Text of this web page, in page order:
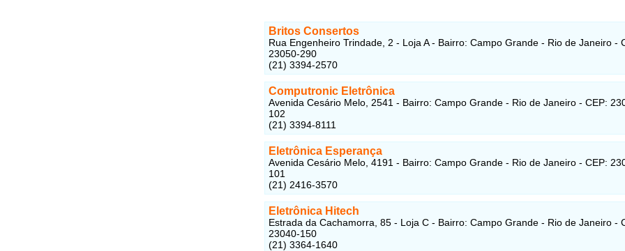
Britos Consertos
Rua Engenheiro Trindade, 2 - Loja A - Bairro: Campo Grande - Rio de Janeiro -
23050-290
(21) 3394-2570
Computronic Eletrônica
Avenida Cesário Melo, 2541 - Bairro: Campo Grande - Rio de Janeiro - CEP:
102
(21) 3394-8111
Eletrônica Esperança
Avenida Cesário Melo, 4191 - Bairro: Campo Grande - Rio de Janeiro - CEP:
101
(21) 2416-3570
Eletrônica Hitech
Estrada da Cachamorra, 85 - Loja C - Bairro: Campo Grande - Rio de Janeiro -
23040-150
(21) 3364-1640